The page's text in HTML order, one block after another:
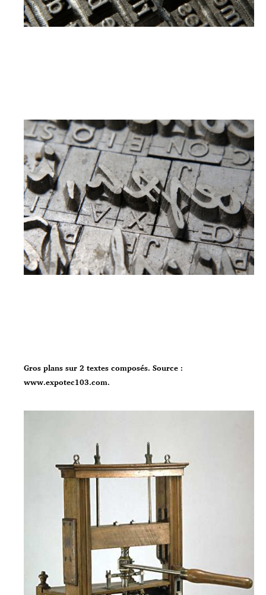
Gros plans sur 2 textes composés. Source :
www.expotec103.com.